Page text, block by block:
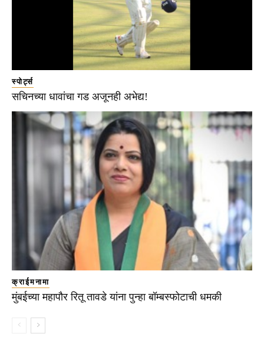
स्पोर्ट्स
सचिनच्या धावांचा गड अजूनही अभेद्य!
क्राईमनामा
मुंबईच्या महापौर रितू तावडे यांना पुन्हा बॉम्बस्फोटाची धमकी